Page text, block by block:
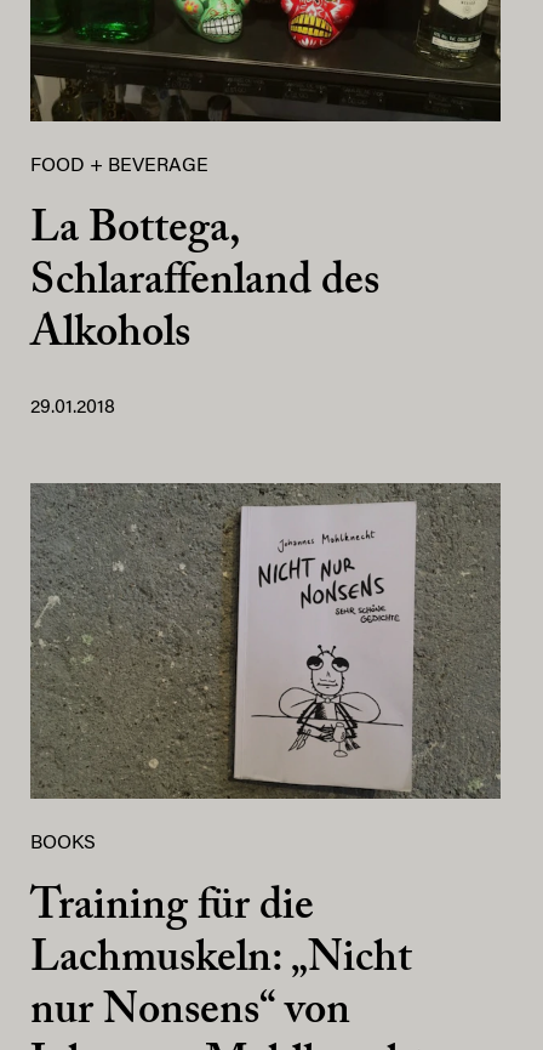
FOOD + BEVERAGE
La Bottega,
Schlaraffenland des
Alkohols
29.01.2018
BOOKS
Training für die
Lachmuskeln: „Nicht
nur Nonsens“ von